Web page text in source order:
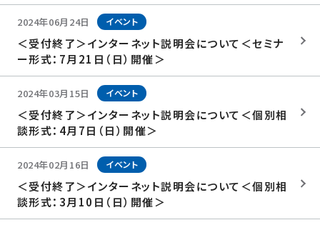
2024年06月24日 イベント
＜受付終了＞インターネット説明会について＜セミナ
ー形式：7月21日（日）開催＞
2024年03月15日 イベント
＜受付終了＞インターネット説明会について＜個別相
談形式：4月7日（日）開催＞
2024年02月16日 イベント
＜受付終了＞インターネット説明会について＜個別相
談形式：3月10日（日）開催＞